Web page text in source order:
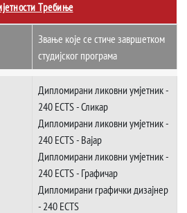
Требиње
Звање које се стиче завршетком
студијског програма
Дипломирани ликовни умјетник -
240 ECTS - Сликар
Дипломирани ликовни умјетник -
240 ECTS - Вајар
Дипломирани ликовни умјетник -
240 ECTS - Графичар
Дипломирани графички дизајнер
- 240 ECTS